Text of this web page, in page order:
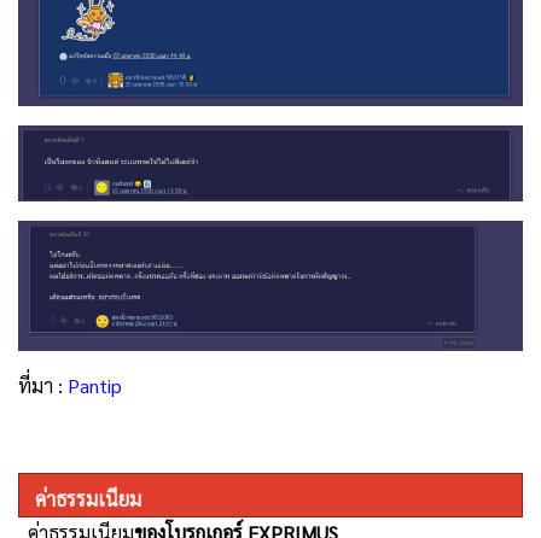
ที่มา : Pantip
ค่าธรรมเนียม
ค่าธรรมเนียมของโบรกเกอร์ FXPRIMUS